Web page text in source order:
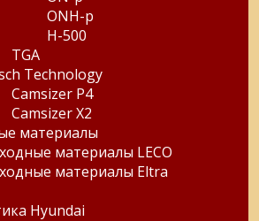
ONH-p
H-500
TGA
Technology
Camsizer P4
Camsizer X2
материалы
материалы LECO
материалы Eltra
Hyundai